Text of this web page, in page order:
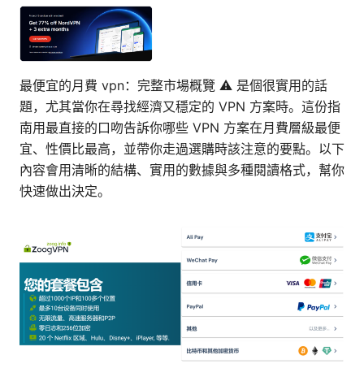
最便宜的月費 vpn：完整市場概覽 ⚠️ 是個很實用的話
題，尤其當你在尋找經濟又穩定的 VPN 方案時。這份指
南用最直接的口吻告訴你哪些 VPN 方案在月費層級最便
宜、性價比最高，並帶你走過選購時該注意的要點。以下
內容會用清晰的結構、實用的數據與多種閱讀格式，幫你
快速做出決定。